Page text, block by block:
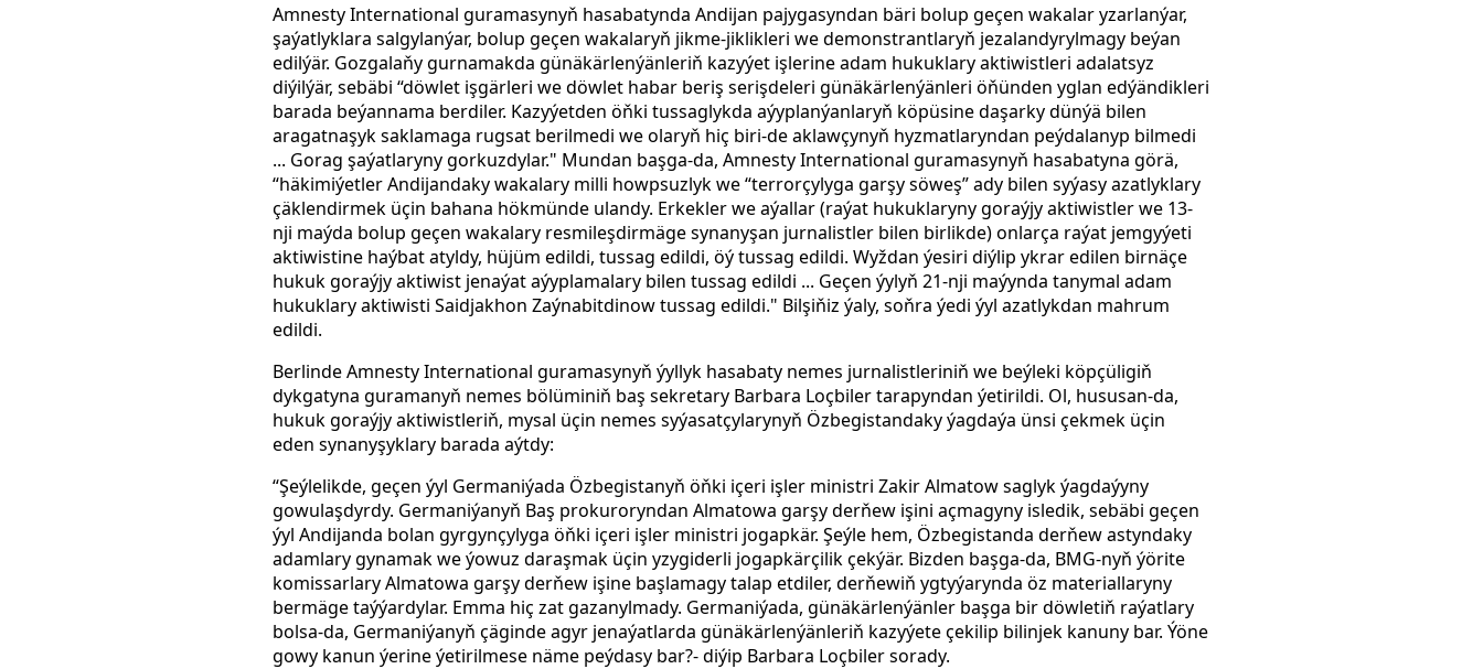
Amnesty International guramasynyň hasabatynda Andijan pajygasyndan bäri bolup geçen wakalar yzarlanýar,
şaýatlyklara salgylanýar, bolup geçen wakalaryň jikme-jiklikleri we demonstrantlaryň jezalandyrylmagy beýan
edilýär. Gozgalaňy gurnamakda günäkärlenýänleriň kazyýet işlerine adam hukuklary aktiwistleri adalatsyz
diýilýär, sebäbi “döwlet işgärleri we döwlet habar beriş serişdeleri günäkärlenýänleri öňünden yglan edýändikleri
barada beýannama berdiler. Kazyýetden öňki tussaglykda aýyplanýanlaryň köpüsine daşarky dünýä bilen
aragatnaşyk saklamaga rugsat berilmedi we olaryň hiç biri-de aklawçynyň hyzmatlaryndan peýdalanyp bilmedi
... Gorag şaýatlaryny gorkuzdylar." Mundan başga-da, Amnesty International guramasynyň hasabatyna görä,
“häkimiýetler Andijandaky wakalary milli howpsuzlyk we“terrorçylyga garşy söweş” ady bilen syýasy azatlyklary
çäklendirmek üçin bahana hökmünde ulandy. Erkekler we aýallar (raýat hukuklaryny goraýjy aktiwistler we 13-
nji maýda bolup geçen wakalary resmileşdirmäge synanyşan jurnalistler bilen birlikde) onlarça raýat jemgyýeti
aktiwistine haýbat atyldy, hüjüm edildi, tussag edildi, öý tussag edildi. Wyždan ýesiri diýlip ykrar edilen birnäçe
hukuk goraýjy aktiwist jenaýat aýyplamalary bilen tussag edildi ... Geçen ýylyň 21-nji maýynda tanymal adam
hukuklary aktiwisti Saidjakhon Zaýnabitdinow tussag edildi." Bilşiňiz ýaly, soňra ýedi ýyl azatlykdan mahrum
edildi.
Berlinde Amnesty International guramasynyň ýyllyk hasabaty nemes jurnalistleriniň we beýleki köpçüligiň
dykgatyna guramanyň nemes bölüminiň baş sekretary Barbara Loçbiler tarapyndan ýetirildi. Ol, hususan-da,
hukuk goraýjy aktiwistleriň, mysal üçin nemes syýasatçylarynyň Özbegistandaky ýagdaýa ünsi çekmek üçin
eden synanyşyklary barada aýtdy:
“Şeýlelikde, geçen ýyl Germaniýada Özbegistanyň öňki içeri işler ministri Zakir Almatow saglyk ýagdaýyny
gowulaşdyrdy. Germaniýanyň Baş prokuroryndan Almatowa garşy derňew işini açmagyny isledik, sebäbi geçen
ýyl Andijanda bolan gyrgynçylyga öňki içeri işler ministri jogapkär. Şeýle hem, Özbegistanda derňew astyndaky
adamlary gynamak we ýowuz daraşmak üçin yzygiderli jogapkärçilik çekýär. Bizden başga-da, BMG-nyň ýörite
komissarlary Almatowa garşy derňew işine başlamagy talap etdiler, derňewiň ygtyýarynda öz materiallaryny
bermäge taýýardylar. Emma hiç zat gazanylmady. Germaniýada, günäkärlenýänler başga bir döwletiň raýatlary
bolsa-da, Germaniýanyň çäginde agyr jenaýatlarda günäkärlenýänleriň kazyýete çekilip bilinjek kanuny bar. Ýöne
gowy kanun ýerine ýetirilmese näme peýdasy bar?- diýip Barbara Loçbiler sorady.